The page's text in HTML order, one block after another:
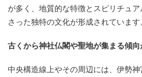
が多く、地質的な特徴とスピリチュ
さった独特の文化が形成されています
古くから神社仏閣や聖地が集まる傾
中央構造線上やその周辺には、伊勢